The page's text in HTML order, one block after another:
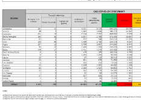
Economia
Sport
PODCAST